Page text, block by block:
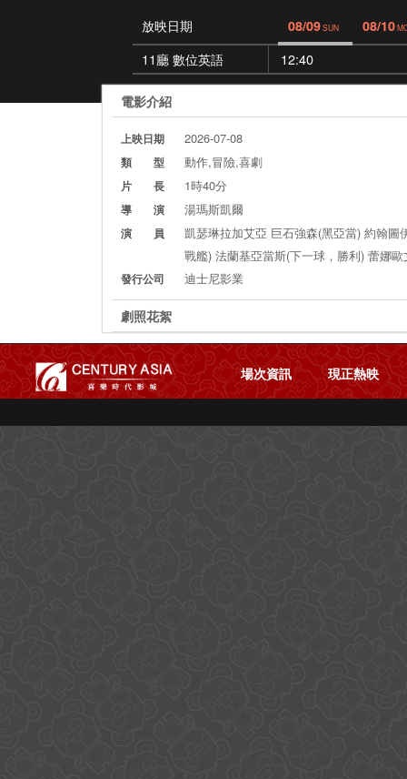
放映日期 08/09SUN 08/10
11廳 數位英語 12:40
電影介紹
上映日期 2026-07-08
類 型 動作,冒險,喜劇
片 長 1時40分
導 演 湯瑪斯凱爾
演 員
凱瑟琳拉加艾亞 巨石強森(黑亞當) 約翰圖
戰艦) 法蘭基亞當斯(下一球，勝利) 蕾娜歐
發行公司 迪士尼影業
劇照花絮
場次資訊 現正熱映